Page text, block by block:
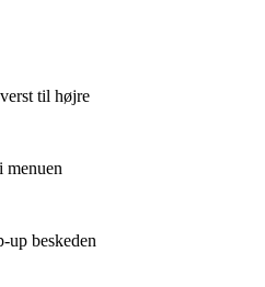
til højre
beskeden